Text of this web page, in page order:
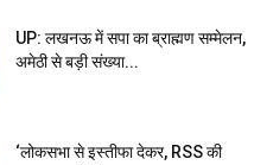
UP: लखनऊ में सपा का ब्राह्मण सम्मेलन,
अमेठी से बड़ी संख्या...
‘लोकसभा से इस्तीफा देकर, RSS की